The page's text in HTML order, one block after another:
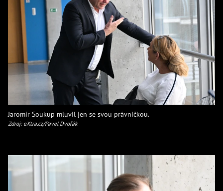
Jaromír Soukup mluvil jen se svou právničkou.
Zdroj: eXtra.cz/Pavel Dvořák